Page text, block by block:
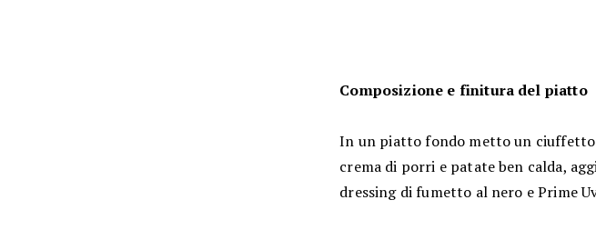
Composizione e finitura del piatto
In un piatto fondo metto un
crema di porri e patate ben calda,
dressing di fumetto al nero e Prime